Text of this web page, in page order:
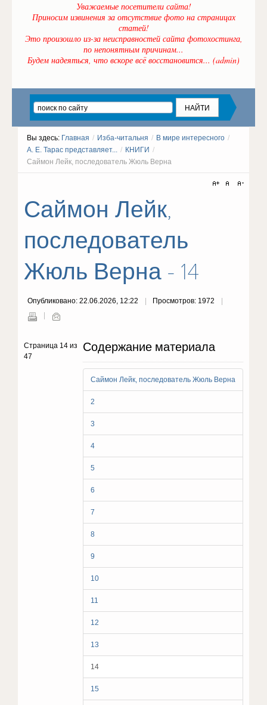
Уважаемые посетители сайта!
Приносим извинения за отсутствие фото на страницах
статей!
Это произошло из-за неисправностей сайта фотохостинга,
по непонятным причинам...
Будем надеяться, что вскоре всё восстановится... (admin)
Вы здесь: Главная / Изба-читальня / В мире интересного /
А. Е. Тарас представляет... / КНИГИ /
Саймон Лейк, последователь Жюль Верна
Саймон Лейк,
последователь
Жюль Верна - 14
Опубликовано: 22.06.2026, 12:22 Просмотров: 1972
Содержание материала
Саймон Лейк, последователь Жюль Верна
2
3
4
5
6
7
8
9
10
11
12
13
14
15
Страница 14 из
47